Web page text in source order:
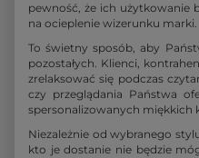
pewność, że ich użytkowanie
na ocieplenie wizerunku marki.
To świetny sposób, aby
pozostałych. Klienci,
zrelaksować się podczas
czy przeglądania Państwa
spersonalizowanych miękkich
Niezależnie od wybranego
kto je dostanie nie będzie